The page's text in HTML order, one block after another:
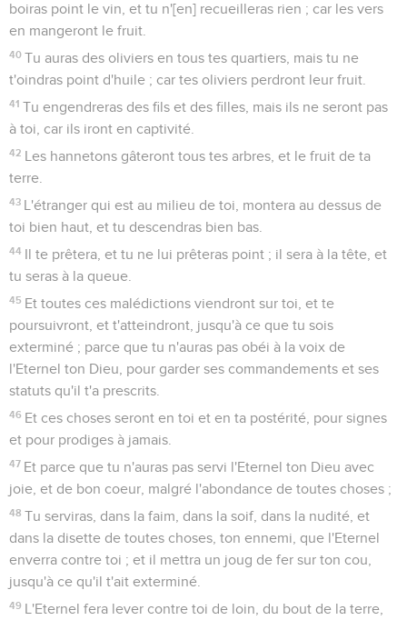
boiras point le vin, et tu n'[en] recueilleras rien ; car les vers
en mangeront le fruit.
40 Tu auras des oliviers en tous tes quartiers, mais tu ne
t'oindras point d'huile ; car tes oliviers perdront leur fruit.
41 Tu engendreras des fils et des filles, mais ils ne seront pas
à toi, car ils iront en captivité.
42 Les hannetons gâteront tous tes arbres, et le fruit de ta
terre.
43 L'étranger qui est au milieu de toi, montera au dessus de
toi bien haut, et tu descendras bien bas.
44 Il te prêtera, et tu ne lui prêteras point ; il sera à la tête, et
tu seras à la queue.
45 Et toutes ces malédictions viendront sur toi, et te
poursuivront, et t'atteindront, jusqu'à ce que tu sois
exterminé ; parce que tu n'auras pas obéi à la voix de
l'Eternel ton Dieu, pour garder ses commandements et ses
statuts qu'il t'a prescrits.
46 Et ces choses seront en toi et en ta postérité, pour signes
et pour prodiges à jamais.
47 Et parce que tu n'auras pas servi l'Eternel ton Dieu avec
joie, et de bon coeur, malgré l'abondance de toutes choses ;
48 Tu serviras, dans la faim, dans la soif, dans la nudité, et
dans la disette de toutes choses, ton ennemi, que l'Eternel
enverra contre toi ; et il mettra un joug de fer sur ton cou,
jusqu'à ce qu'il t'ait exterminé.
49 L'Eternel fera lever contre toi de loin, du bout de la terre,